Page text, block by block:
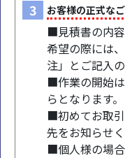
3 お客様の正式な
■見積書の内
希望の際には
注」とご記入
■作業の開始
らとなります。
■初めてお取
先をお知らせく
■個人様の場合